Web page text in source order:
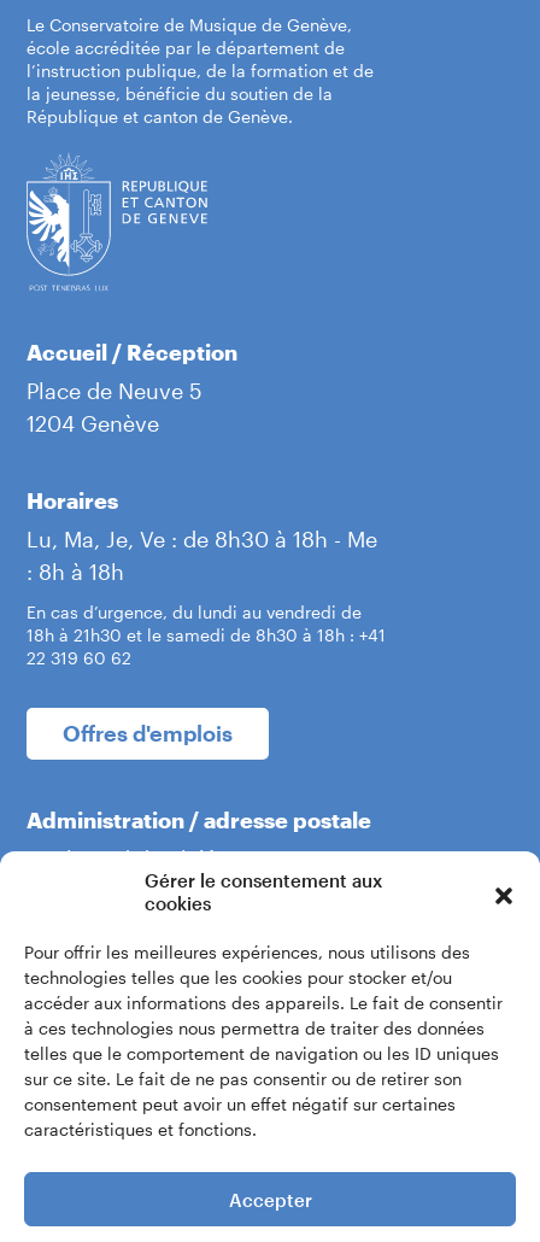
Gérer le consentement aux
cookies
Pour offrir les meilleures expériences, nous utilisons des
technologies telles que les cookies pour stocker et/ou
accéder aux informations des appareils. Le fait de consentir
à ces technologies nous permettra de traiter des données
telles que le comportement de navigation ou les ID uniques
sur ce site. Le fait de ne pas consentir ou de retirer son
consentement peut avoir un effet négatif sur certaines
caractéristiques et fonctions.
Accepter
Le Conservatoire de Musique de Genève,
école accréditée par le département de
l’instruction publique, de la formation et de
la jeunesse, bénéficie du soutien de la
République et canton de Genève.
Accueil / Réception
Place de Neuve 5
1204 Genève
Horaires
Lu, Ma, Je, Ve : de 8h30 à 18h - Me
: 8h à 18h
En cas d’urgence, du lundi au vendredi de
18h à 21h30 et le samedi de 8h30 à 18h : +41
22 319 60 62
Offres d'emplois
Administration / adresse postale
Boulevard du Théâtre 5
1204 Genève
+41 22 319 60 60
Écrivez-nous
Accès intranet